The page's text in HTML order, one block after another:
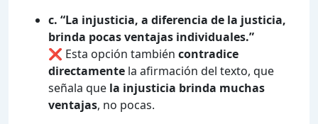
c. “La injusticia, a diferencia de la justicia,
brinda pocas ventajas individuales.”
❌ Esta opción también contradice
directamente la afirmación del texto, que
señala que la injusticia brinda muchas
ventajas, no pocas.